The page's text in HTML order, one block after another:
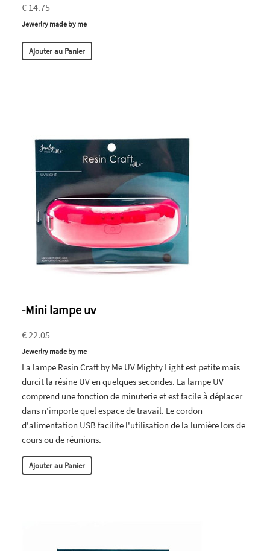
€ 14.75
Jewerlry made by me
Ajouter au Panier
-Mini lampe uv
€ 22.05
Jewerlry made by me
La lampe Resin Craft by Me UV Mighty Light est petite mais
durcit la résine UV en quelques secondes. La lampe UV
comprend une fonction de minuterie et est facile à déplacer
dans n'importe quel espace de travail. Le cordon
d'alimentation USB facilite l'utilisation de la lumière lors de
cours ou de réunions.
Ajouter au Panier